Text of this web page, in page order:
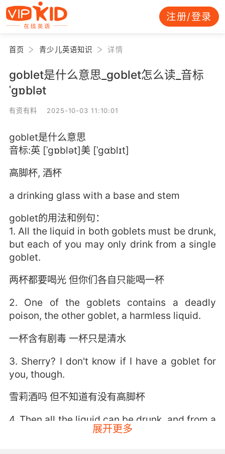
注册/登录
首页 青少儿英语知识 详情
goblet是什么意思_goblet怎么读_音标
ˈgɒblət
有资有料 2025-10-03 11:10:01
goblet是什么意思
音标:英 [ˈgɒblət]美 [ˈɡɑblɪt]
高脚杯, 酒杯
a drinking glass with a base and stem
goblet的用法和例句：
1. All the liquid in both goblets must be drunk,
but each of you may only drink from a single
goblet.
两杯都要喝光 但你们各自只能喝一杯
2. One of the goblets contains a deadly
poison, the other goblet, a harmless liquid.
一杯含有剧毒 一杯只是清水
3. Sherry? I don't know if I have a goblet for
you, though.
雪莉酒吗 但不知道有没有高脚杯
4. Then all the liquid can be drunk, and from a
展开更多